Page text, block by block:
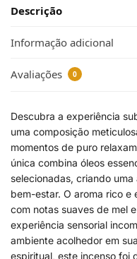
Descrição
Informação adicional
Avaliações 0
Descubra a experiência
uma composição
momentos de puro
única combina óleos
selecionadas, criando
bem-estar. O aroma rico e
com notas suaves de mel
experiência sensorial
ambiente acolhedor em
espiritual, este incenso foi